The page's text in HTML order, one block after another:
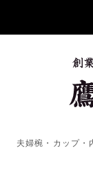
夫婦椀・カップ・